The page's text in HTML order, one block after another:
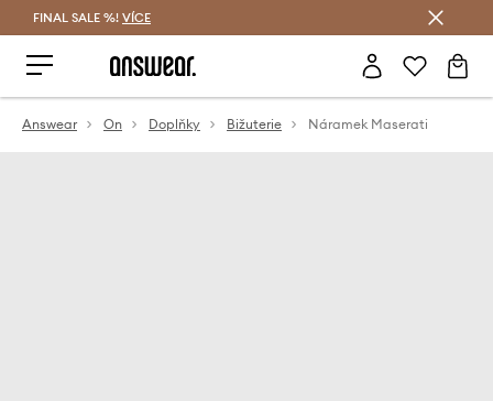
FINAL SALE %! VÍCE
Answear On Doplňky Bižuterie Náramek Maserati